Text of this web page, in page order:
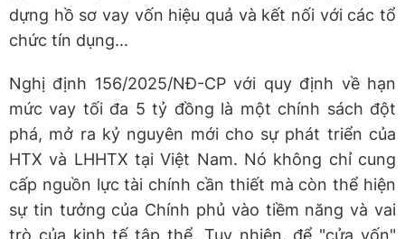
dựng hồ sơ vay vốn hiệu quả và kết nối với các tổ
chức tín dụng...
Nghị định 156/2025/NĐ-CP với quy định về hạn
mức vay tối đa 5 tỷ đồng là một chính sách đột
phá, mở ra kỷ nguyên mới cho sự phát triển của
HTX và LHHTX tại Việt Nam. Nó không chỉ cung
cấp nguồn lực tài chính cần thiết mà còn thể hiện
sự tin tưởng của Chính phủ vào tiềm năng và vai
trò của kinh tế tập thể. Tuy nhiên, để "cửa vốn"